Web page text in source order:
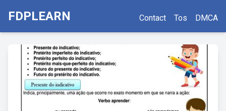
FDPLEARN Contact Tos DMCA